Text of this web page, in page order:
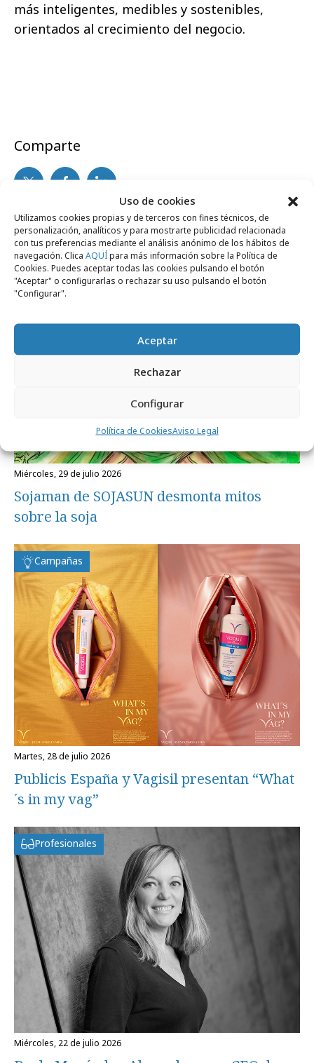
Uso de cookies
Utilizamos cookies propias y de terceros con fines técnicos, de
personalización, analíticos y para mostrarte publicidad relacionada
con tus preferencias mediante el análisis anónimo de los hábitos de
navegación. Clica AQUÍpara más información sobre la Política de
Cookies. Puedes aceptar todas las cookies pulsando el botón
"Aceptar" o configurarlas o rechazar su uso pulsando el botón
"Configurar".
Aceptar
Rechazar
Configurar
Política de CookiesAviso Legal
más inteligentes, medibles y sostenibles,
orientados al crecimiento del negocio.
Comparte
Noticias Relacionadas
Campañas
miércoles, 29 de julio 2026
Sojaman de SOJASUN desmonta mitos
sobre la soja
Campañas
martes, 28 de julio 2026
Publicis España y Vagisil presentan “What
´s in my vag”
Profesionales
miércoles, 22 de julio 2026